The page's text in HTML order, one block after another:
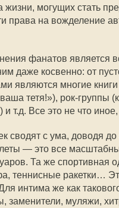
жизни, могущих стать
права на вожделение
фанатов является
даже косвенно: от
являются многие
тетя!»), рок-группы
и т.д. Все это не что
сводят с ума, доводя
— это все
Та же
теннисные ракетки…
интима же как
заменители, муляжи,